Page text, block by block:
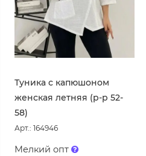
Туника с капюшоном
женская летняя (р-р 52-
58)
Арт.: 164946
Мелкий опт